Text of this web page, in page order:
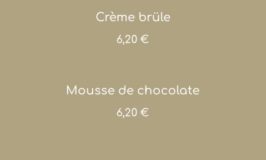
Crème brüle
6,20 €
Mousse de chocolate
6,20 €